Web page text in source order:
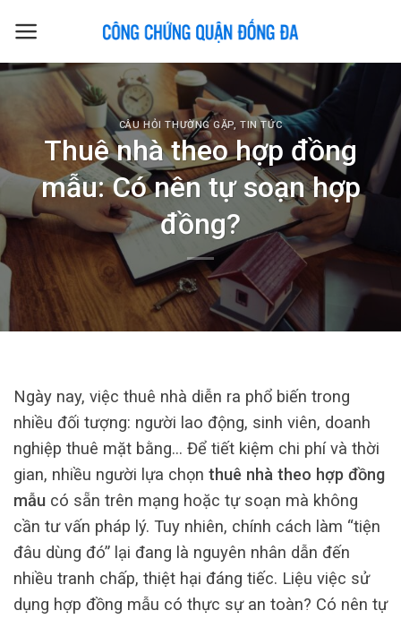
CÂU HỎI THƯỜNG GẶP,TIN TỨC
Thuê nhà theo hợp đồng
mẫu: Có nên tự soạn hợp
đồng?
Ngày nay, việc thuê nhà diễn ra phổ biến trong
nhiều đối tượng: người lao động, sinh viên, doanh
nghiệp thuê mặt bằng… Để tiết kiệm chi phí và thời
gian, nhiều người lựa chọn thuê nhà theo hợp đồng
mẫu có sẵn trên mạng hoặc tự soạn mà không
cần tư vấn pháp lý. Tuy nhiên, chính cách làm “tiện
đâu dùng đó” lại đang là nguyên nhân dẫn đến
nhiều tranh chấp, thiệt hại đáng tiếc. Liệu việc sử
dụng hợp đồng mẫu có thực sự an toàn? Có nên tự